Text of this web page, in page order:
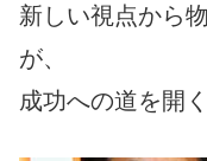
新しい視点から
が、
成功への道を開